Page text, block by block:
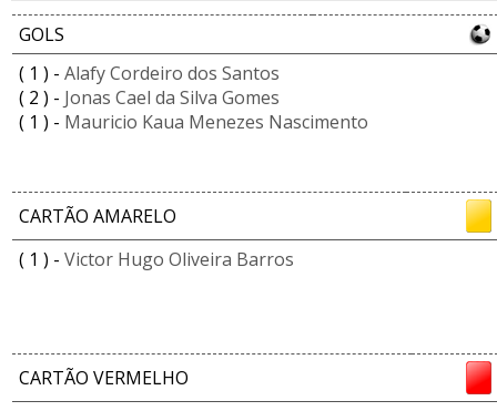
GOLS
( 1 ) - Alafy Cordeiro dos Santos
( 2 ) - Jonas Cael da Silva Gomes
( 1 ) - Mauricio Kaua Menezes Nascimento
CARTÃO AMARELO
( 1 ) - Victor Hugo Oliveira Barros
CARTÃO VERMELHO